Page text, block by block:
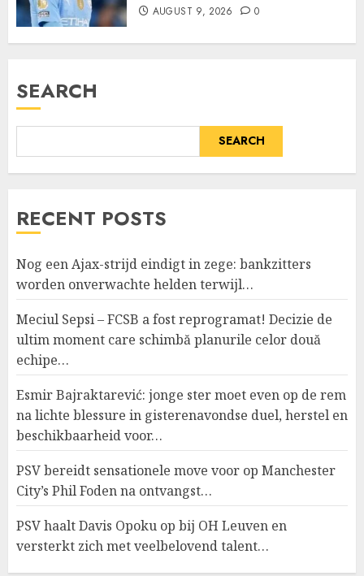
AUGUST 9, 2026 0
SEARCH
SEARCH
RECENT POSTS
Nog een Ajax-strijd eindigt in zege: bankzitters
worden onverwachte helden terwijl…
Meciul Sepsi – FCSB a fost reprogramat! Decizie de
ultim moment care schimbă planurile celor două
echipe…
Esmir Bajraktarević: jonge ster moet even op de rem
na lichte blessure in gisterenavondse duel, herstel en
beschikbaarheid voor…
PSV bereidt sensationele move voor op Manchester
City’s Phil Foden na ontvangst…
PSV haalt Davis Opoku op bij OH Leuven en
versterkt zich met veelbelovend talent…